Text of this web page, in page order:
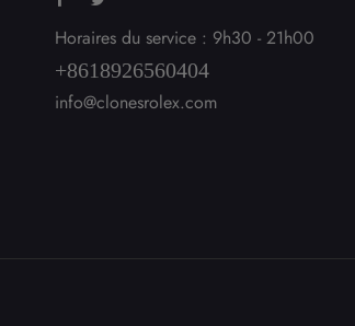
Horaires du service : 9h30 - 21h00
+8618926560404
info@clonesrolex.com